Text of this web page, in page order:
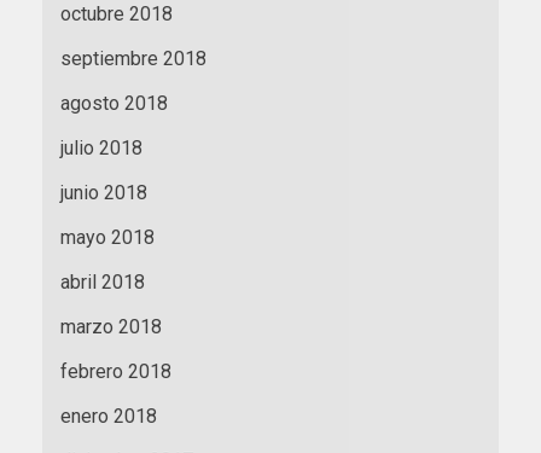
octubre 2018
septiembre 2018
agosto 2018
julio 2018
junio 2018
mayo 2018
abril 2018
marzo 2018
febrero 2018
enero 2018